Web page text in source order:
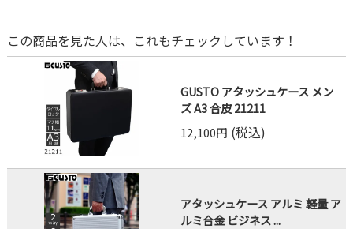
この商品を見た人は、これもチェックしています！
GUSTO アタッシュケース メン
ズ A3 合皮 21211
12,100円 (税込)
アタッシュケース アルミ 軽量 ア
ルミ合金 ビジネス ...